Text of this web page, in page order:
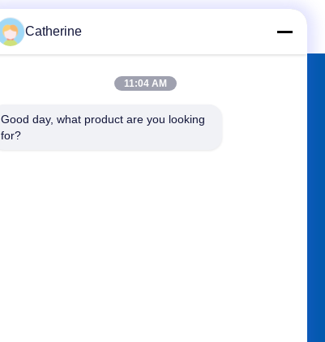
TROUVEZ-NOUS SUR
Catherine
11:04 AM
Good day, what product are you looking
for?